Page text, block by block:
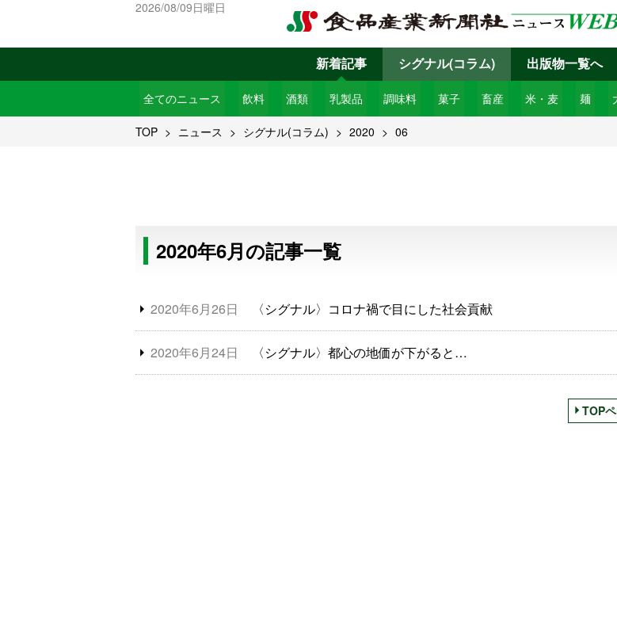
2026/08/09日曜日
新着記事
全てのニュース 飲料 酒類 乳製品 調味料 菓子 畜産 米・麦 麺
シグナル(コラム) 出版物一覧へ
TOP ニュース シグナル(コラム) 2020 06
2020年6月の記事一覧
2020年6月26日 〈シグナル〉コロナ禍で目にした社会貢献
2020年6月24日 〈シグナル〉都心の地価が下がると…
TOP